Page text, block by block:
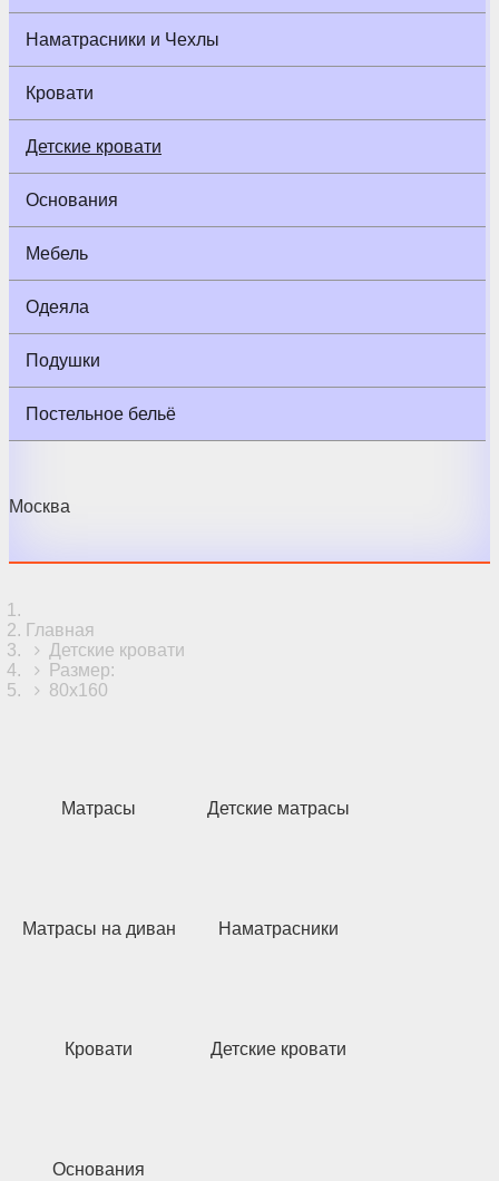
Наматрасники и Чехлы
Кровати
Детские кровати
Основания
Мебель
Одеяла
Подушки
Постельное бельё
Москва
Главная
Детские кровати
Размер:
80x160
Матрасы Детские матрасы
Матрасы на диван Наматрасники
Кровати Детские кровати
Основания